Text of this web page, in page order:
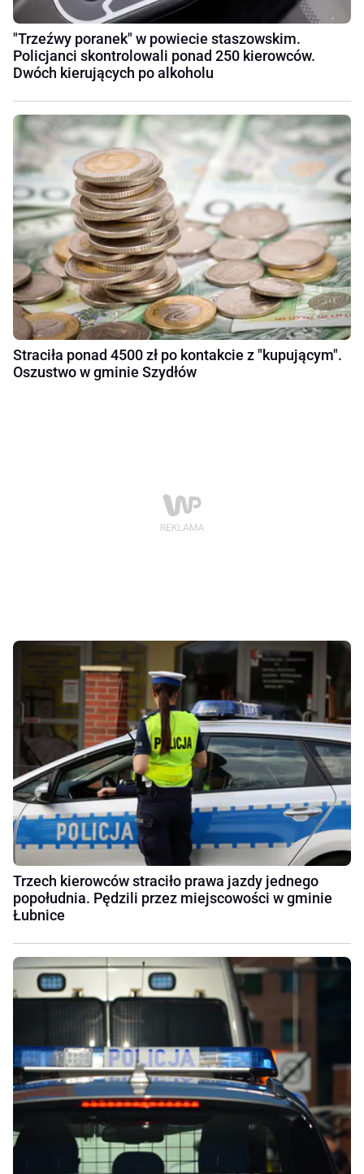
"Trzeźwy poranek" w powiecie staszowskim.
Policjanci skontrolowali ponad 250 kierowców.
Dwóch kierujących po alkoholu
Straciła ponad 4500 zł po kontakcie z "kupującym".
Oszustwo w gminie Szydłów
Trzech kierowców straciło prawa jazdy jednego
popołudnia. Pędzili przez miejscowości w gminie
Łubnice